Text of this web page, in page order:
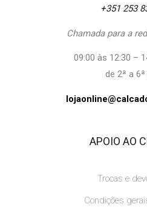
+351 253
Chamada para a
09:00 às 12:30 –
de 2ª a
APOIO AO
Trocas e
Condições